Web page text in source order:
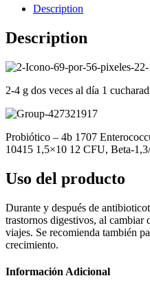
Description
Description
2-4 g dos veces al día 1
Probiótico – 4b 1707
10415 1,5×10 12 CFU, Beta-
Uso del producto
Durante y después de
trastornos digestivos, al cambiar
viajes. Se recomienda también
crecimiento.
Información Adicional